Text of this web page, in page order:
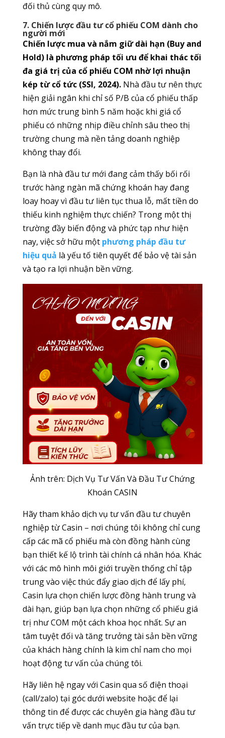
đối thủ cùng quy mô.
7. Chiến lược đầu tư cổ phiếu COM dành cho
người mới
Chiến lược mua và nắm giữ dài hạn (Buy and
Hold) là phương pháp tối ưu để khai thác tối
đa giá trị của cổ phiếu COM nhờ lợi nhuận
kép từ cổ tức (SSI, 2024).Nhà đầu tư nên thực
hiện giải ngân khi chỉ số P/B của cổ phiếu thấp
hơn mức trung bình 5 năm hoặc khi giá cổ
phiếu có những nhịp điều chỉnh sâu theo thị
trường chung mà nền tảng doanh nghiệp
không thay đổi.
Bạn là nhà đầu tư mới đang cảm thấy bối rối
trước hàng ngàn mã chứng khoán hay đang
loay hoay vì đầu tư liên tục thua lỗ, mất tiền do
thiếu kinh nghiệm thực chiến? Trong một thị
trường đầy biến động và phức tạp như hiện
nay, việc sở hữu một phương pháp đầu tư
hiệu quả là yếu tố tiên quyết để bảo vệ tài sản
và tạo ra lợi nhuận bền vững.
Ảnh trên: Dịch Vụ Tư Vấn Và Đầu Tư Chứng
Khoán CASIN
Hãy tham khảo dịch vụ tư vấn đầu tư chuyên
nghiệp từ Casin – nơi chúng tôi không chỉ cung
cấp các mã cổ phiếu mà còn đồng hành cùng
bạn thiết kế lộ trình tài chính cá nhân hóa. Khác
với các mô hình môi giới truyền thống chỉ tập
trung vào việc thúc đẩy giao dịch để lấy phí,
Casin lựa chọn chiến lược đồng hành trung và
dài hạn, giúp bạn lựa chọn những cổ phiếu giá
trị như COM một cách khoa học nhất. Sự an
tâm tuyệt đối và tăng trưởng tài sản bền vững
của khách hàng chính là kim chỉ nam cho mọi
hoạt động tư vấn của chúng tôi.
Hãy liên hệ ngay với Casin qua số điện thoại
(call/zalo) tại góc dưới website hoặc để lại
thông tin để được các chuyên gia hàng đầu tư
vấn trực tiếp về danh mục đầu tư của bạn.